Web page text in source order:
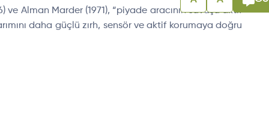
ve Alman Marder (1971), “piyade aracının savaşa aktif
daha güçlü zırh, sensör ve aktif korumaya doğru